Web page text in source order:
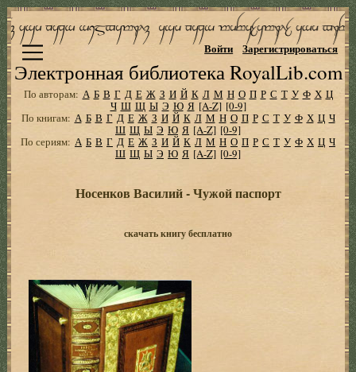
Электронная библиотека RoyalLib.com
Войти Зарегистрироваться
По авторам: А Б В Г Д Е Ж З И Й К Л М Н О П Р С Т У Ф Х Ц
Ч Ш Щ Ы Э Ю Я [A-Z] [0-9]
По книгам: А Б В Г Д Е Ж З И Й К Л М Н О П Р С Т У Ф Х Ц Ч
Ш Щ Ы Э Ю Я [A-Z] [0-9]
По сериям: А Б В Г Д Е Ж З И Й К Л М Н О П Р С Т У Ф Х Ц Ч
Ш Щ Ы Э Ю Я [A-Z] [0-9]
Носенков Василий - Чужой паспорт
скачать книгу бесплатно